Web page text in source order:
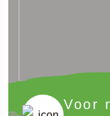
Voor